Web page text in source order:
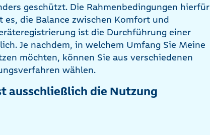
geschützt. Die Rahmenbedingungen hierfür
es, die Balance zwischen Komfort und
ist die Durchführung einer
Je nachdem, in welchem Umfang Sie Meine
möchten, können Sie aus verschiedenen
wählen.
ausschließlich die Nutzung